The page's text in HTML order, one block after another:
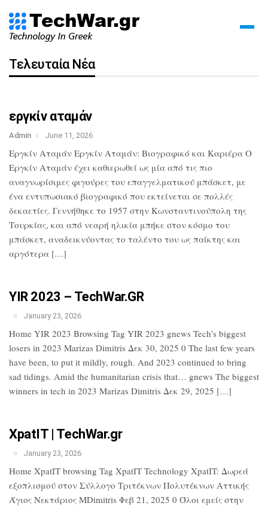
Τελευταία Νέα
εργκίν αταμάν
Admin June 11, 2026
Εργκίν Αταμάν Εργκίν Αταμάν: Βιογραφικό και Καριέρα Ο
Εργκίν Αταμάν έχει καθιερωθεί ως μία από τις πιο
αναγνωρίσιμες φιγούρες του επαγγελματικού μπάσκετ, με
ένα εντυπωσιακό βιογραφικό που εκτείνεται σε πολλές
δεκαετίες. Γεννήθηκε το 1957 στην Κωνσταντινούπολη της
Τουρκίας, και από νεαρή ηλικία μπήκε στον κόσμο του
μπάσκετ, αναδεικνύοντας το ταλέντο του ως παίκτης και
αργότερα […]
YIR 2023 – TechWar.GR
January 23, 2026
Home YIR 2023 Browsing Tag YIR 2023 gnews Tech’s biggest
losers in 2023 Marizas Dimitris Δεκ 30, 2025 0 The last few years
have been, to put it mildly, rough. And 2023 continued to bring
sad tidings. Amid the humanitarian crisis that… gnews The biggest
winners in tech in 2023 Marizas Dimitris Δεκ 29, 2025 […]
XpatIT | TechWar.gr
January 23, 2026
Home XpatIT browsing Tag XpatIT Technology XpatIT: Δωρεά
εξοπλισμού στον Σύλλογο Τριτέκνων Πολυτέκνων Αττικής
Άγιος Νεκτάριος MDimitris Φεβ 21, 2025 0 Όλοι εμείς στην